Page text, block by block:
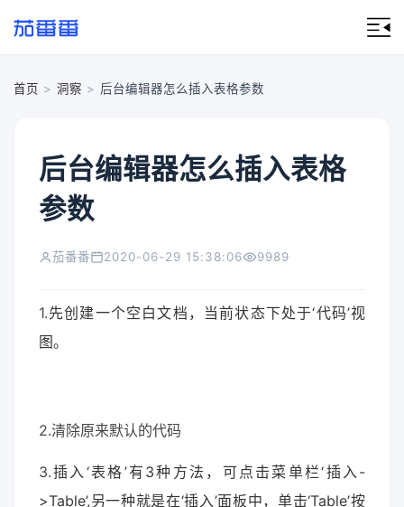
首页 > 洞察 > 后台编辑器怎么插入表格参数
后台编辑器怎么插入表格
参数
茄番番 2020-06-29 15:38:06 9989
1.先创建一个空白文档，当前状态下处于‘代码’视
图。
2.清除原来默认的代码
3.插入‘表格’有3种方法，可点击菜单栏‘插入-
>Table’,另一种就是在‘插入’面板中，单击‘Table’按